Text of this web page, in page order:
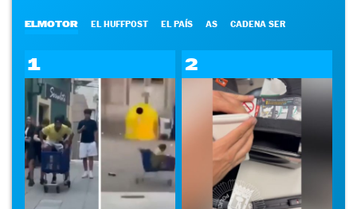
ELMOTOR EL HUFFPOST EL PAÍS AS CADENA SER
1 2